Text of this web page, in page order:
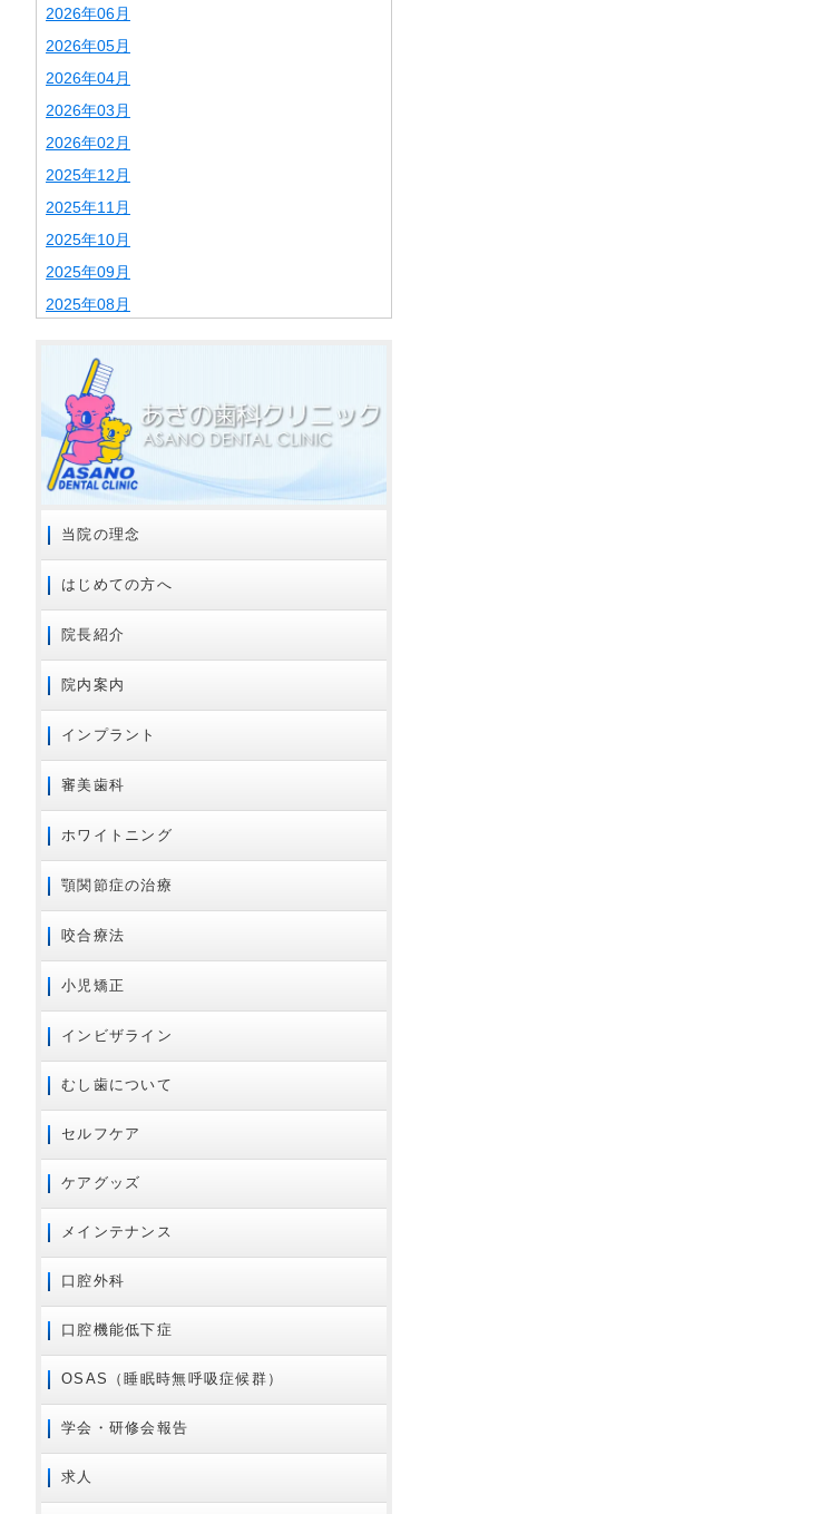
2026年06月
2026年05月
2026年04月
2026年03月
2026年02月
2025年12月
2025年11月
2025年10月
2025年09月
2025年08月
2025年06月
2025年02月
2025年01月
2024年12月
2024年11月
2024年09月
2024年08月
2024年07月
2024年01月
2023年11月
2023年02月
2023年01月
2021年12月
2020年10月
2020年07月
2020年06月
2020年04月
2020年02月
2020年01月
2019年10月
2019年09月
2019年08月
2019年07月
2019年06月
2019年05月
2019年04月
2019年03月
2018年12月
2018年11月
2018年10月
2018年09月
2018年08月
当院の理念
はじめての方へ
院長紹介
院内案内
インプラント
審美歯科
ホワイトニング
顎関節症の治療
咬合療法
小児矯正
インビザライン
むし歯について
セルフケア
ケアグッズ
メインテナンス
口腔外科
口腔機能低下症
OSAS（睡眠時無呼吸症候群）
学会・研修会報告
求人